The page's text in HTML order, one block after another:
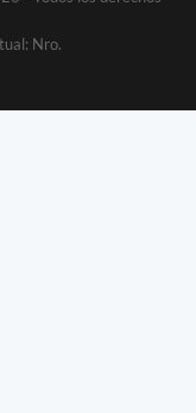
Nro.